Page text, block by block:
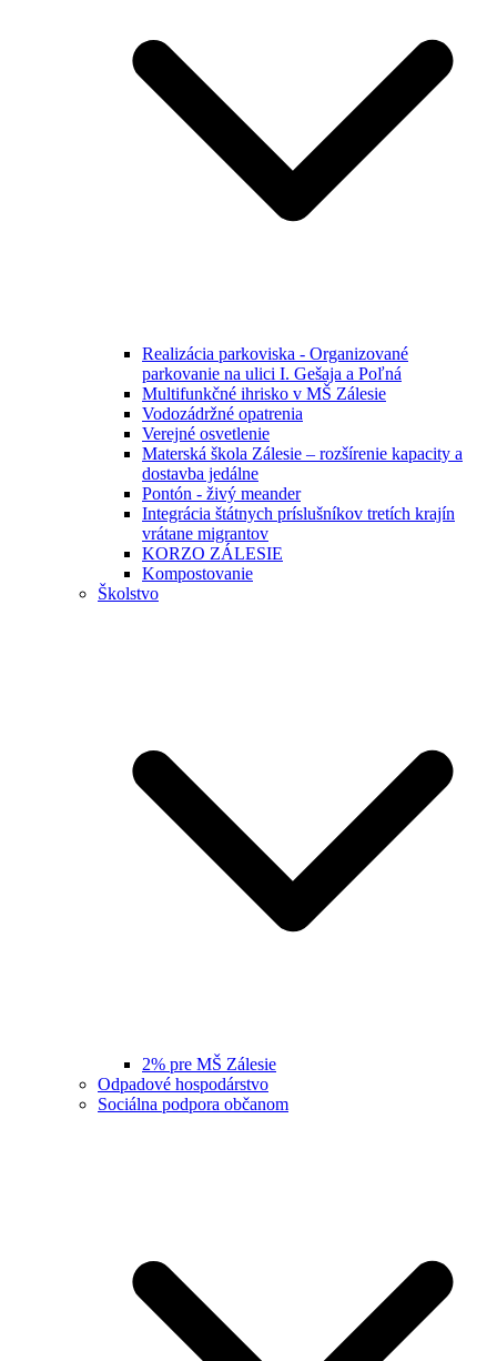
Realizácia parkoviska - Organizované
parkovanie na ulici I. Gešaja a Poľná
Multifunkčné ihrisko v MŠ Zálesie
Vodozádržné opatrenia
Verejné osvetlenie
Materská škola Zálesie – rozšírenie kapacity a
dostavba jedálne
Pontón - živý meander
Integrácia štátnych príslušníkov tretích krajín
vrátane migrantov
KORZO ZÁLESIE
Kompostovanie
Školstvo
2% pre MŠ Zálesie
Odpadové hospodárstvo
Sociálna podpora občanom